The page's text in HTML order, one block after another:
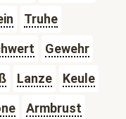
Truhe
Gewehr
Lanze
Keule
Armbrust